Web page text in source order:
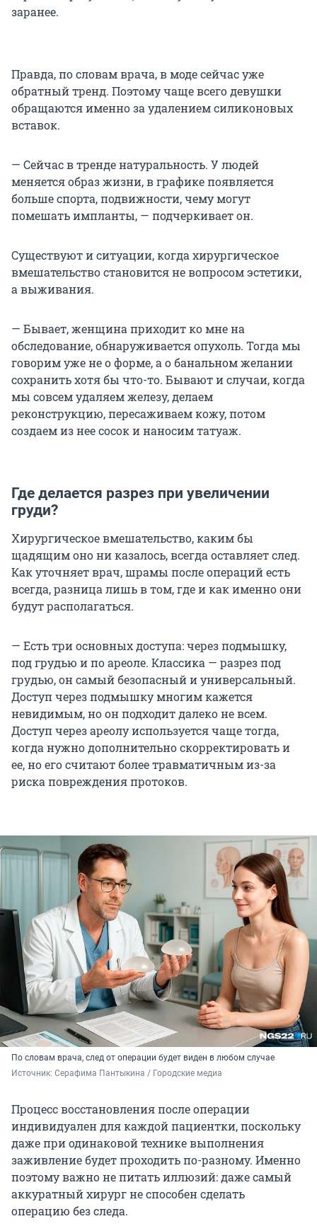
заранее.
Правда, по словам врача, в моде сейчас уже
обратный тренд. Поэтому чаще всего девушки
обращаются именно за удалением силиконовых
вставок.
— Сейчас в тренде натуральность. У людей
меняется образ жизни, в графике появляется
больше спорта, подвижности, чему могут
помешать импланты, — подчеркивает он.
Существуют и ситуации, когда хирургическое
вмешательство становится не вопросом эстетики,
а выживания.
— Бывает, женщина приходит ко мне на
обследование, обнаруживается опухоль. Тогда мы
говорим уже не о форме, а о банальном желании
сохранить хотя бы что-то. Бывают и случаи, когда
мы совсем удаляем железу, делаем
реконструкцию, пересаживаем кожу, потом
создаем из нее сосок и наносим татуаж.
Где делается разрез при увеличении
груди?
Хирургическое вмешательство, каким бы
щадящим оно ни казалось, всегда оставляет след.
Как уточняет врач, шрамы после операций есть
всегда, разница лишь в том, где и как именно они
будут располагаться.
— Есть три основных доступа: через подмышку,
под грудью и по ареоле. Классика — разрез под
грудью, он самый безопасный и универсальный.
Доступ через подмышку многим кажется
невидимым, но он подходит далеко не всем.
Доступ через ареолу используется чаще тогда,
когда нужно дополнительно скорректировать и
ее, но его считают более травматичным из-за
риска повреждения протоков.
По словам врача, след от операции будет виден в любом случае
Источник: Серафима Пантыкина / Городские медиа
Процесс восстановления после операции
индивидуален для каждой пациентки, поскольку
даже при одинаковой технике выполнения
заживление будет проходить по-разному. Именно
поэтому важно не питать иллюзий: даже самый
аккуратный хирург не способен сделать
операцию без следа.